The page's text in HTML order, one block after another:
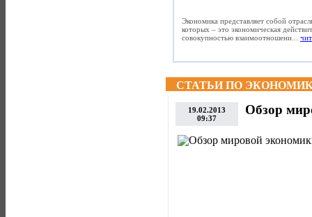
Экономика представляет собой
которых – это экономическая
совокупностью взаимоотношени...
СТАТЬИ ПО
19.02.2013
09:37
Обзор